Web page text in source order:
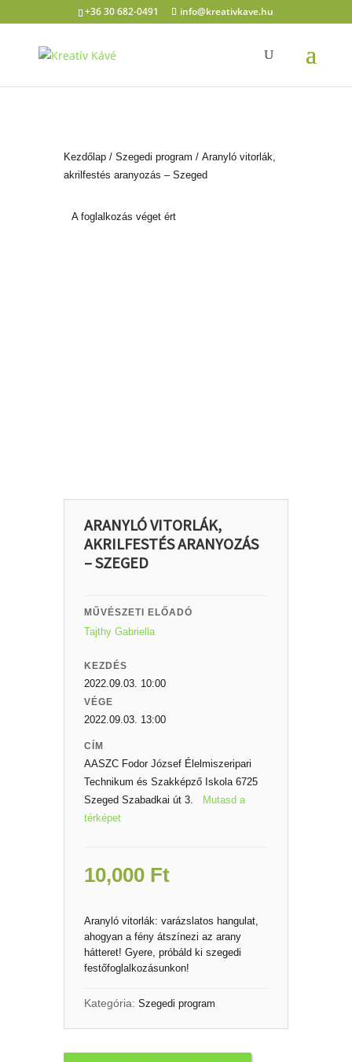
+36 30 682-0491 info@kreativkave.hu
Kezdőlap/ Szegedi program / Aranyló vitorlák,
akrilfestés aranyozás – Szeged
A foglalkozás véget ért
ARANYLÓ VITORLÁK,
AKRILFESTÉS ARANYOZÁS
– SZEGED
MŰVÉSZETI ELŐADÓ
Tajthy Gabriella
KEZDÉS
2022.09.03. 10:00
VÉGE
2022.09.03. 13:00
CÍM
AASZC Fodor József Élelmiszeripari
Technikum és Szakképző Iskola 6725
Szeged Szabadkai út 3. Mutasd a
térképet
10,000 Ft
Aranyló vitorlák: varázslatos hangulat,
ahogyan a fény átszínezi az arany
hátteret! Gyere, próbáld ki szegedi
festőfoglalkozásunkon!
Kategória: Szegedi program